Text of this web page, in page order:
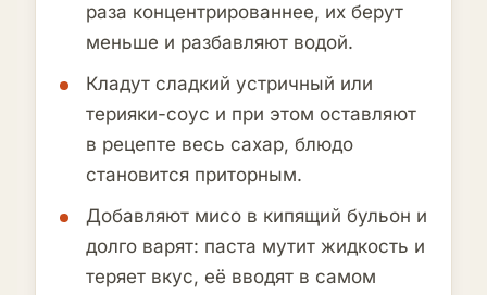
раза концентрированнее, их берут
меньше и разбавляют водой.
Кладут сладкий устричный или
терияки-соус и при этом оставляют
в рецепте весь сахар, блюдо
становится приторным.
Добавляют мисо в кипящий бульон и
долго варят: паста мутит жидкость и
теряет вкус, её вводят в самом